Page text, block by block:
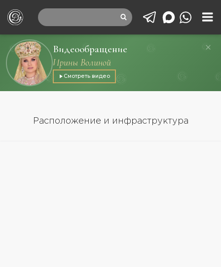
Видеообращение
Ирины Волиной
Смотреть видео
Расположение и инфраструктура